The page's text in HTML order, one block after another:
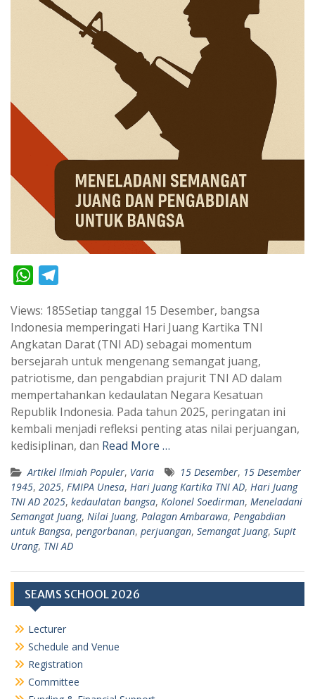
W
a
t
A
p
p
l
e
g
r
a
m
Views: 185Setiap tanggal 15 Desember, bangsa
Indonesia memperingati Hari Juang Kartika TNI
Angkatan Darat (TNI AD) sebagai momentum
bersejarah untuk mengenang semangat juang,
patriotisme, dan pengabdian prajurit TNI AD dalam
mempertahankan kedaulatan Negara Kesatuan
Republik Indonesia. Pada tahun 2025, peringatan ini
kembali menjadi refleksi penting atas nilai perjuangan,
kedisiplinan, dan Read More …
Artikel Ilmiah Populer, Varia 15 Desember, 15 Desember
1945, 2025, FMIPA Unesa, Hari Juang Kartika TNI AD, Hari Juang
TNI AD 2025, kedaulatan bangsa, Kolonel Soedirman, Meneladani
Semangat Juang, Nilai Juang, Palagan Ambarawa, Pengabdian
untuk Bangsa, pengorbanan, perjuangan, Semangat Juang, Supit
Urang, TNI AD
SEAMS SCHOOL 2026
Lecturer
Schedule and Venue
Registration
Committee